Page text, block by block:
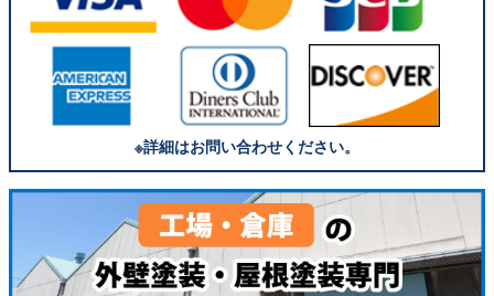
※詳細はお問い合わせください。